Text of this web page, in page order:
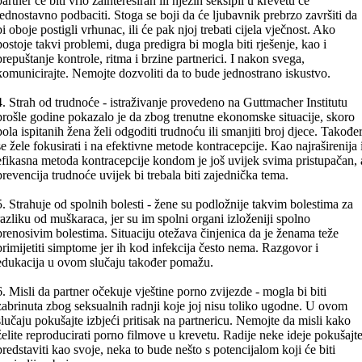
podbaciti. Stoga se boji da će ljubavnik prebrzo završiti da
oboje postigli vrhunac, ili će pak njoj trebati cijela vječnost. Ako
takvi problemi, duga predigra bi mogla biti rješenje, kao i
kontrole, ritma i brzine partnerici. I nakon svega,
Nemojte dozvoliti da to bude jednostrano iskustvo.
Strah od trudnoće - istraživanje provedeno na Guttmacher Institutu
godine pokazalo je da zbog trenutne ekonomske situacije, skoro
ispitanih žena želi odgoditi trudnoću ili smanjiti broj djece. Također
žele fokusirati i na efektivne metode kontracepcije. Kao najraširenija i
metoda kontracepcije kondom je još uvijek svima pristupačan,
trudnoće uvijek bi trebala biti zajednička tema.
Strahuje od spolnih bolesti - žene su podložnije takvim bolestima za
od muškaraca, jer su im spolni organi izloženiji spolno
bolestima. Situaciju otežava činjenica da je ženama teže
simptome jer ih kod infekcija često nema. Razgovor i
u ovom slučaju također pomažu.
Misli da partner očekuje vještine porno zvijezde - mogla bi biti
zbog seksualnih radnji koje joj nisu toliko ugodne. U ovom
pokušajte izbjeći pritisak na partnericu. Nemojte da misli kako
reproducirati porno filmove u krevetu. Radije neke ideje pokušajte
kao svoje, neka to bude nešto s potencijalom koji će biti